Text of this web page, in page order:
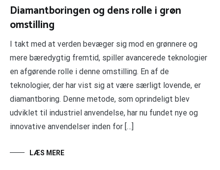
Diamantboringen og dens rolle i grøn
omstilling
I takt med at verden bevæger sig mod en grønnere og
mere bæredygtig fremtid, spiller avancerede teknologier
en afgørende rolle i denne omstilling. En af de
teknologier, der har vist sig at være særligt lovende, er
diamantboring. Denne metode, som oprindeligt blev
udviklet til industriel anvendelse, har nu fundet nye og
innovative anvendelser inden for […]
LÆS MERE